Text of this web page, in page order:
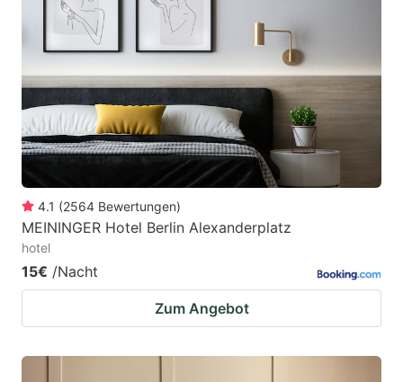
4.1 (2564 Bewertungen)
MEININGER Hotel Berlin Alexanderplatz
hotel
15€ /Nacht
Zum Angebot